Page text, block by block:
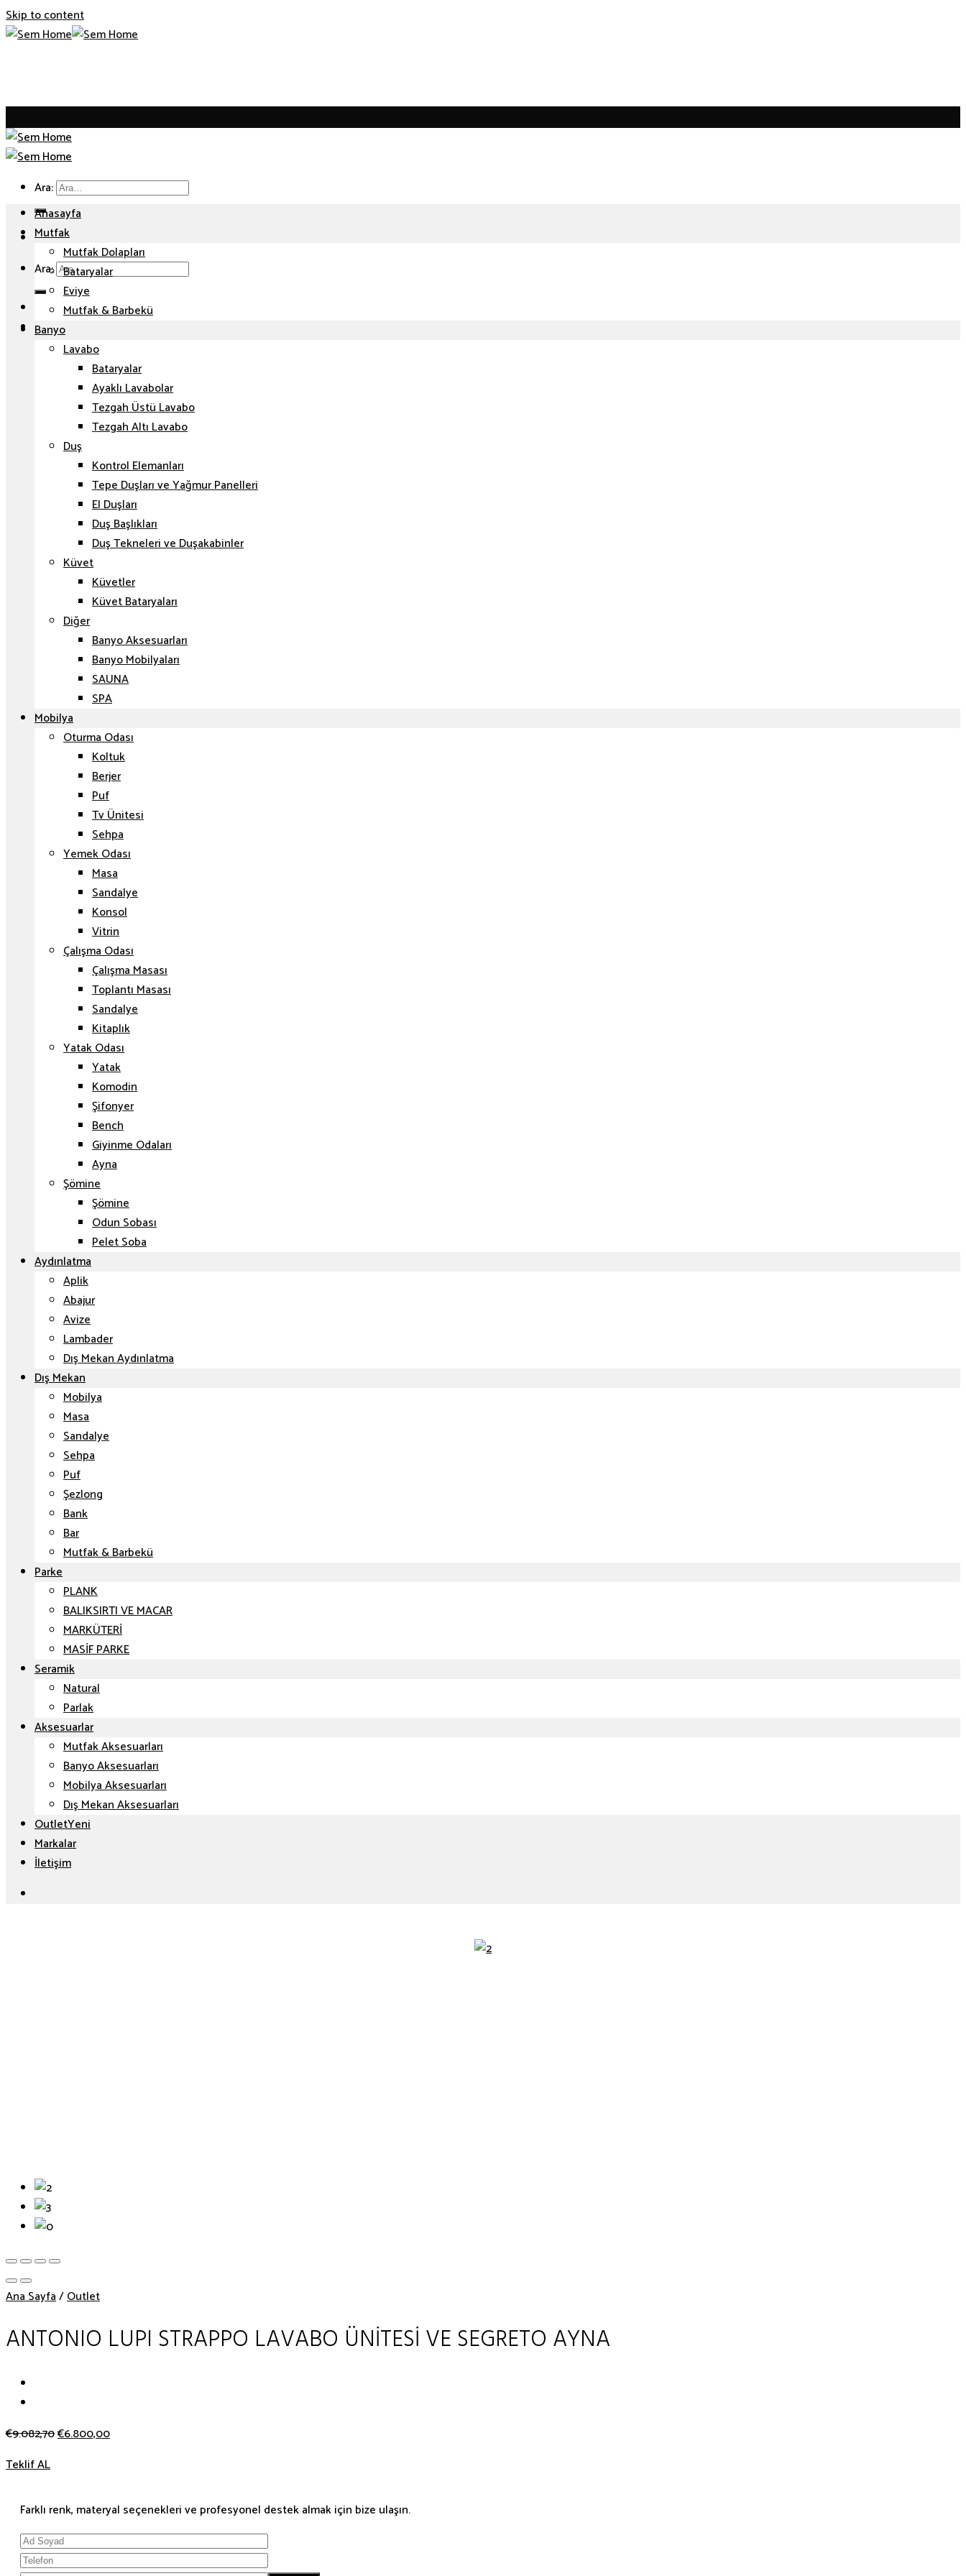
Skip to content
Ara:
Ara:
Anasayfa
Mutfak
Mutfak Dolapları
Bataryalar
Eviye
Mutfak & Barbekü
Banyo
Lavabo
Bataryalar
Ayaklı Lavabolar
Tezgah Üstü Lavabo
Tezgah Altı Lavabo
Duş
Kontrol Elemanları
Tepe Duşları ve Yağmur Panelleri
El Duşları
Duş Başlıkları
Duş Tekneleri ve Duşakabinler
Küvet
Küvetler
Küvet Bataryaları
Diğer
Banyo Aksesuarları
Banyo Mobilyaları
SAUNA
SPA
Mobilya
Oturma Odası
Koltuk
Berjer
Puf
Tv Ünitesi
Sehpa
Yemek Odası
Masa
Sandalye
Konsol
Vitrin
Çalışma Odası
Çalışma Masası
Toplantı Masası
Sandalye
Kitaplık
Yatak Odası
Yatak
Komodin
Şifonyer
Bench
Giyinme Odaları
Ayna
Şömine
Şömine
Odun Sobası
Pelet Soba
Aydınlatma
Aplik
Abajur
Avize
Lambader
Dış Mekan Aydınlatma
Dış Mekan
Mobilya
Masa
Sandalye
Sehpa
Puf
Şezlong
Bank
Bar
Mutfak & Barbekü
Parke
PLANK
BALIKSIRTI VE MACAR
MARKÜTERİ
MASİF PARKE
Seramik
Natural
Parlak
Aksesuarlar
Mutfak Aksesuarları
Banyo Aksesuarları
Mobilya Aksesuarları
Dış Mekan Aksesuarları
Outlet
Markalar
İletişim
Ana Sayfa/Outlet
ANTONIO LUPI STRAPPO LAVABO ÜNİTESİ VE SEGRETO AYNA
€9.082,70€6.800,00
Teklif AL
Farklı renk, materyal seçenekleri ve profesyonel destek almak için bize ulaşın.